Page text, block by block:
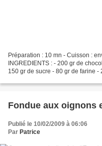
Préparation : 10 mn - Cuisson :
INGREDIENTS : - 200 gr de
150 gr de sucre - 80 gr de farine -
Fondue aux oignons
Publié le 10/02/2009 à 06:06
Par Patrice